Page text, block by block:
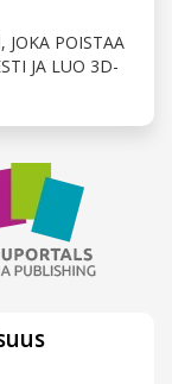
JOKA POISTAA
JA LUO 3D-